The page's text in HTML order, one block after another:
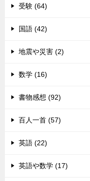
受験 (64)
国語 (42)
地震や災害 (2)
数学 (16)
書物感想 (92)
百人一首 (57)
英語 (22)
英語や数学 (17)